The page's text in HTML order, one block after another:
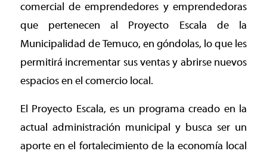
comercial de emprendedores y emprendedoras
que pertenecen al Proyecto Escala de la
Municipalidad de Temuco, en góndolas, lo que les
permitirá incrementar sus ventas y abrirse nuevos
espacios en el comercio local.
El Proyecto Escala, es un programa creado en la
actual administración municipal y busca ser un
aporte en el fortalecimiento de la economía local